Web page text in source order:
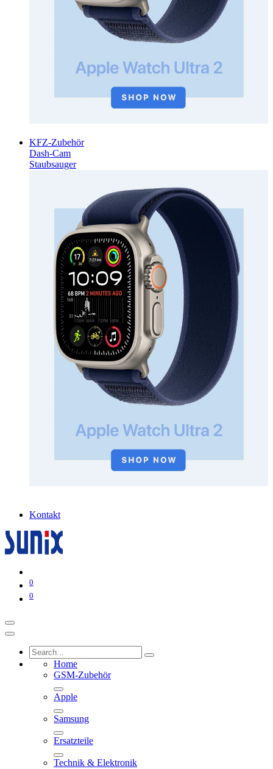
KFZ-Zubehör
Dash-Cam
Staubsauger
Kontakt
0
0
Home
GSM-Zubehör
Apple
Samsung
Ersatzteile
Technik & Elektronik